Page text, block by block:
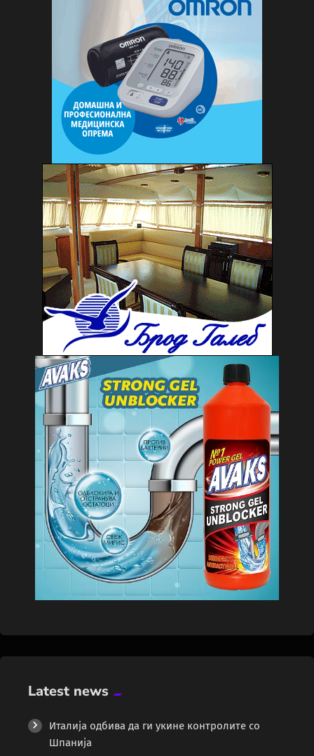
Latest news
Италија одбива да ги укине контролите со
Шпанија